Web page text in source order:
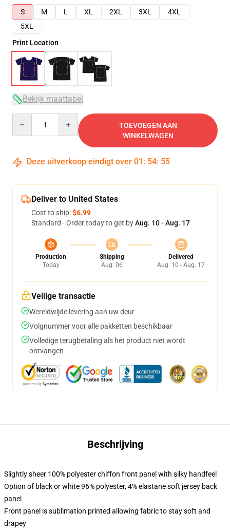
S
M L XL 2XL 3XL
4XL
5XL
Print Location
Bekijk maattabel
TOEVOEGEN AAN
WINKELWAGEN
Deze uitverkoop eindigt over 01 : 54: 54
Deliver to United States
Cost to ship:$6.99
Standard - Order today to get byAug. 10 - Aug. 17
Production
Today
Shipping
Aug. 06
Delivered
Aug. 10 - Aug. 17
Veilige transactie
Wereldwijde levering aan uw deur
Volgnummer voor alle pakketten beschikbaar
Volledige terugbetaling als het product niet wordt
ontvangen
Beschrijving
Slightly sheer 100% polyester chiffon front panel with silky handfeel
Option of black or white 96% polyester, 4% elastane soft jersey back
panel
Front panel is sublimation printed allowing fabric to stay soft and
drapey